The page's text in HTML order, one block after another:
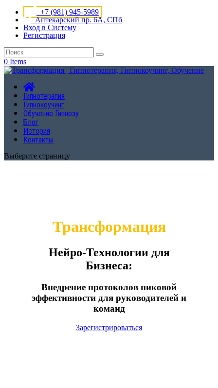
+7 (981) 945-5989
Аптекарский пр. 6А, СПб
Вход в Систему
Регистрация
0 Items
Гипнотерапия
Гипнокоучинг
Обучение Гипнозу
Блог
История
Контакты
Выберите страницу
Трансформация
Нейро-Технологии для
Бизнеса:
Внедрение протоколов пиковой
эффективности для руководителей и
команд
Зарегистрироваться